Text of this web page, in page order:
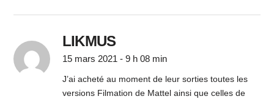
LIKMUS
15 mars 2021 - 9 h 08 min
J’ai acheté au moment de leur sorties toutes les
versions Filmation de Mattel ainsi que celles de